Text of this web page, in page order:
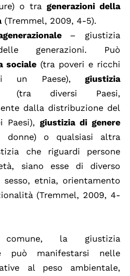
o tra generazioni della
(Tremmel, 2009, 4-5).
– giustizia
generazioni. Può
sociale (tra poveri e ricchi
un Paese), giustizia
(tra diversi Paesi,
dalla distribuzione del
Paesi), giustizia di genere
donne) o qualsiasi altra
che riguardi persone
siano esse di diverso
etnia, orientamento
(Tremmel, 2009, 4-
la giustizia
può manifestarsi nelle
al peso ambientale,